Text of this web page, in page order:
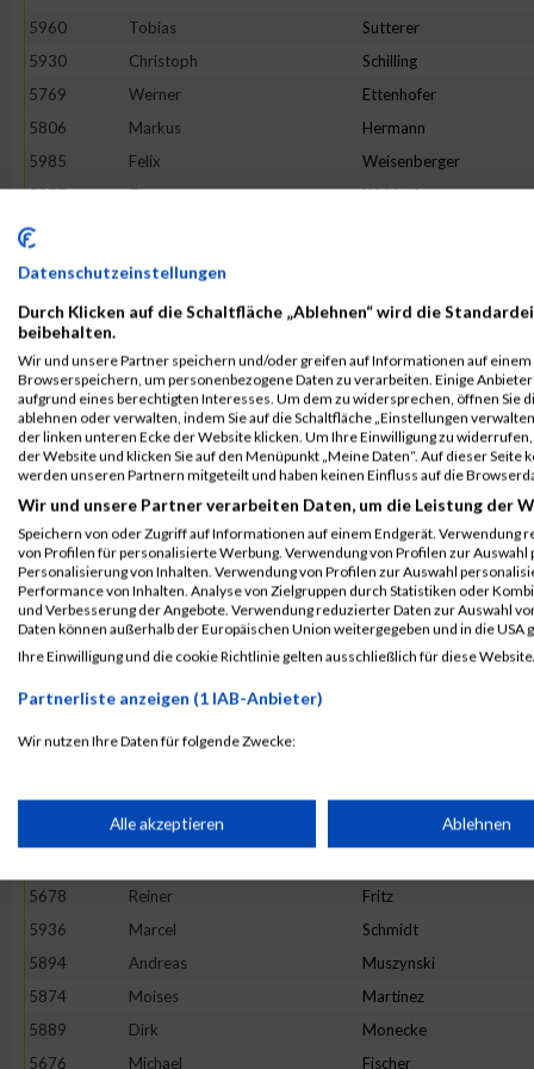
5960
Tobias Sutterer
5930
Christoph Schilling
5769
Werner Ettenhofer
5806
Markus Hermann
5985
Felix Weisenberger
5977
Timo Waldenberger
5811
5706
5699
Marvin Schieber
5688
Jens Kohlhepp
5893
Stephan Muser
5970
Martin Vogel
5697
Ben Rogge
5826
Florian Kellenberger
5759
Marc Dollt
5916
Thomas Ripplinger
5940
Daniel Schneider
5760
Daniel Dötsch
5817
Patrick
5877
Andreas Meir
Dirk
5678
Reiner Fritz
5936
Marcel Schmidt
5894
Andreas Muszynski
5874
Moises Martinez
5889
Dirk Monecke
5676
Michael Fischer
Datenschutzeinstellungen
Durch Klicken auf die Schaltfläche „Ablehnen“ wird die
beibehalten.
Wir und unsere Partner speichern und/oder greifen auf Informationen auf einem
Browserspeichern, um personenbezogene Daten zu verarbeiten. Einige
aufgrund eines berechtigten Interesses. Um dem zu widersprechen, öffnen Sie
ablehnen oder verwalten, indem Sie auf die Schaltfläche „Einstellungen
der linken unteren Ecke der Website klicken. Um Ihre Einwilligung zu
der Website und klicken Sie auf den Menüpunkt „Meine Daten“. Auf dieser
werden unseren Partnern mitgeteilt und haben keinen Einfluss auf die
Wir und unsere Partner verarbeiten Daten, um die Leistung der
Speichern von oder Zugriff auf Informationen auf einem Endgerät. Verwendung
von Profilen für personalisierte Werbung. Verwendung von Profilen zur
Personalisierung von Inhalten. Verwendung von Profilen zur Auswahl
Performance von Inhalten. Analyse von Zielgruppen durch Statistiken oder
und Verbesserung der Angebote. Verwendung reduzierter Daten zur Auswahl
Daten können außerhalb der Europäischen Union weitergegeben und in die USA
Ihre Einwilligung und die cookie Richtlinie gelten ausschließlich für diese
Partnerliste anzeigen (1 IAB-Anbieter)
Wir nutzen Ihre Daten für folgende Zwecke:
Speichern von oder Zugriff auf Informationen auf einem
Verwendung reduzierter Daten zur Auswahl von Werbeanzeigen
Erstellung von Profilen für personalisierte Werbung
Verwendung von Profilen zur Auswahl personalisierter Werbung
Alle akzeptieren Ablehnen